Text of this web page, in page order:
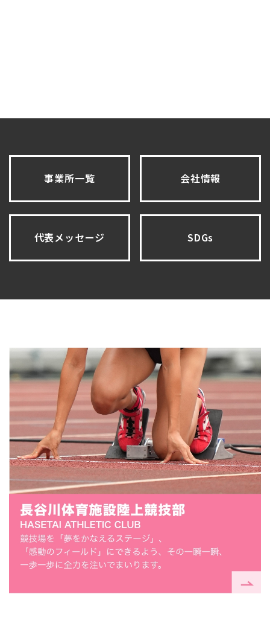
事業所一覧 会社情報
代表メッセージ SDGs